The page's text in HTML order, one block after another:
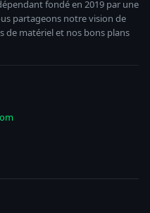
fondé en 2019 par une
partageons notre vision de
de matériel et nos bons plans